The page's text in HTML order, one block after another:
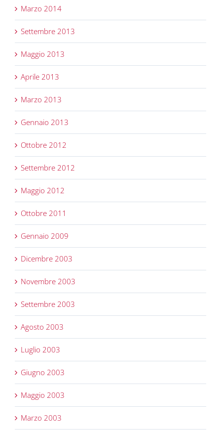
Marzo 2014
Settembre 2013
Maggio 2013
Aprile 2013
Marzo 2013
Gennaio 2013
Ottobre 2012
Settembre 2012
Maggio 2012
Ottobre 2011
Gennaio 2009
Dicembre 2003
Novembre 2003
Settembre 2003
Agosto 2003
Luglio 2003
Giugno 2003
Maggio 2003
Marzo 2003